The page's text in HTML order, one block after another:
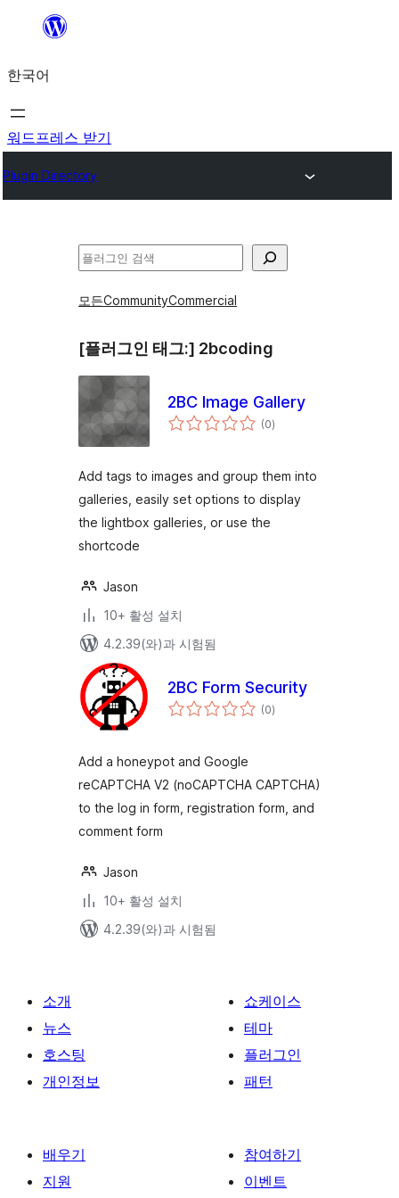
츠
로
바
가
한국어
워드프레스 받기
Plugin Directory
검
모든CommunityCommercial
[플러그인 태그:] 2bcoding
2BC Image Gallery
(0전
체)
Add tags to images and group them into
galleries, easily set options to display
the lightbox galleries, or use the
shortcode
Jason
10+ 활성 설치
4.2.39(와)과 시험됨
2BC Form Security
(0전
체)
Add a honeypot and Google
reCAPTCHA V2 (noCAPTCHA CAPTCHA)
to the log in form, registration form, and
comment form
Jason
10+ 활성 설치
4.2.39(와)과 시험됨
소개
뉴스
호스팅
개인정보
쇼케이스
테마
플러그인
패턴
배우기
지원
참여하기
이벤트